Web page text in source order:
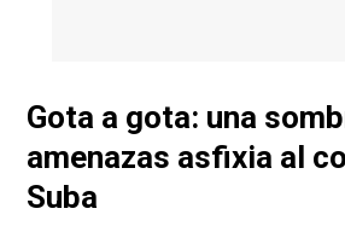
Gota a gota: una
amenazas asfixia al
Suba